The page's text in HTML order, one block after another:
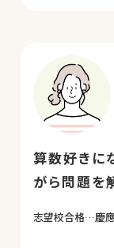
めましたが、
ていたらと思
て下さる先生
るにつれ、幼
り、国立大学
れも5歳～7歳
からだと思い
算数好きに
がら問題を
志望校合格…慶